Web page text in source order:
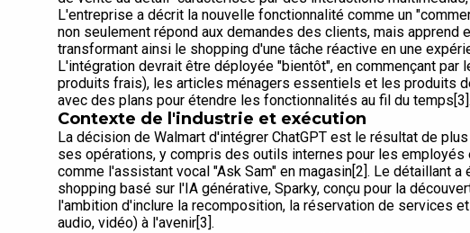
L'entreprise a décrit la nouvelle fonctionnalité comme un
non seulement répond aux demandes des clients, mais
transformant ainsi le shopping d'une tâche réactive en une
L'intégration devrait être déployée "bientôt", en commençant
produits frais), les articles ménagers essentiels et les produits
avec des plans pour étendre les fonctionnalités au fil du temps[3].
Contexte de l'industrie et exécution
La décision de Walmart d'intégrer ChatGPT est le résultat de
ses opérations, y compris des outils internes pour les
comme l'assistant vocal "Ask Sam" en magasin[2]. Le détaillant
shopping basé sur l'IA générative, Sparky, conçu pour la
l'ambition d'inclure la recomposition, la réservation de services
audio, vidéo) à l'avenir[3].